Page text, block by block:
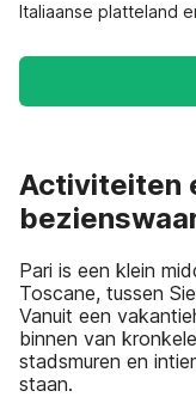
Italiaanse platteland
Activiteiten
Pari is een klein
Toscane, tussen
Vanuit een
binnen van
stadsmuren en
staan.